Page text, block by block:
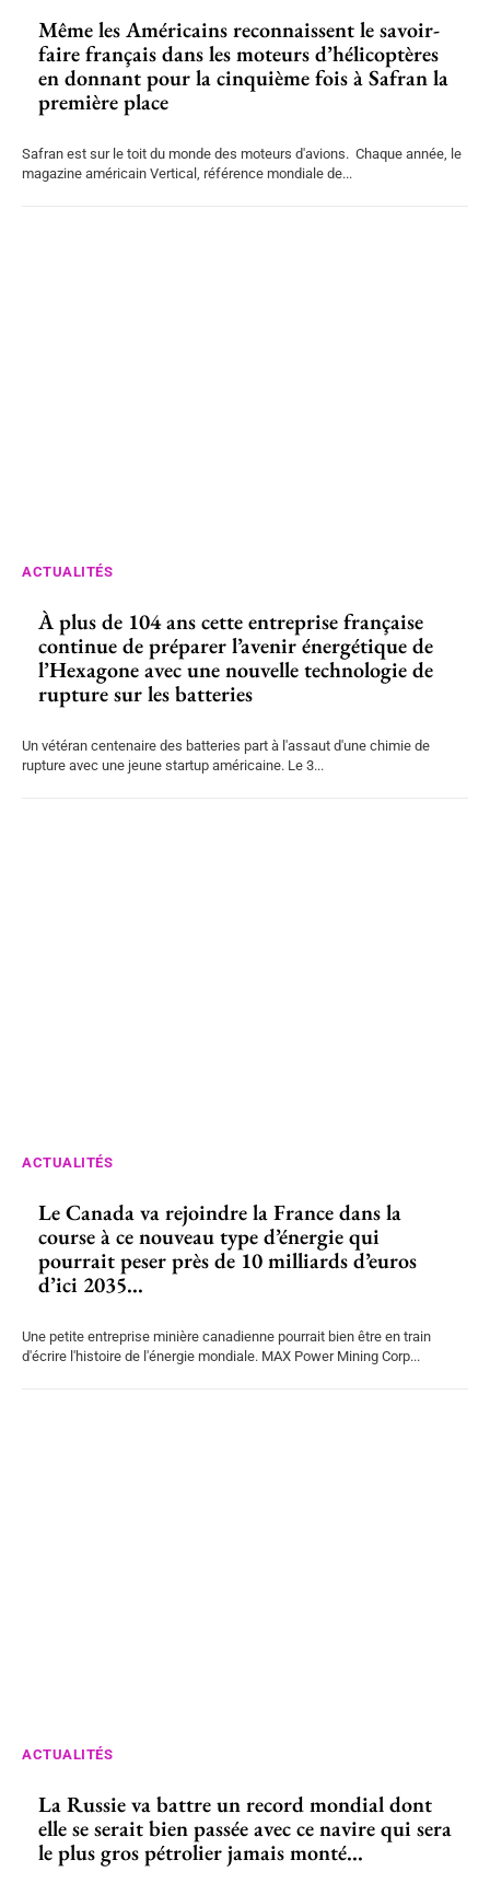
Même les Américains reconnaissent le savoir-
faire français dans les moteurs d’hélicoptères
en donnant pour la cinquième fois à Safran la
première place
Safran est sur le toit du monde des moteurs d'avions. Chaque année, le
magazine américain Vertical, référence mondiale de...
ACTUALITÉS
À plus de 104 ans cette entreprise française
continue de préparer l’avenir énergétique de
l’Hexagone avec une nouvelle technologie de
rupture sur les batteries
Un vétéran centenaire des batteries part à l'assaut d'une chimie de
rupture avec une jeune startup américaine. Le 3...
ACTUALITÉS
Le Canada va rejoindre la France dans la
course à ce nouveau type d’énergie qui
pourrait peser près de 10 milliards d’euros
d’ici 2035...
Une petite entreprise minière canadienne pourrait bien être en train
d'écrire l'histoire de l'énergie mondiale. MAX Power Mining Corp...
ACTUALITÉS
La Russie va battre un record mondial dont
elle se serait bien passée avec ce navire qui sera
le plus gros pétrolier jamais monté...